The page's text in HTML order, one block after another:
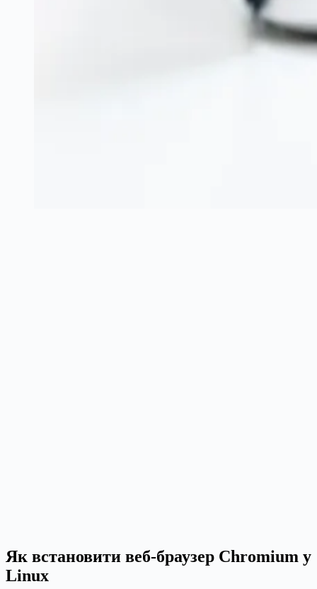
Як встановити веб-браузер Chromium у
Linux